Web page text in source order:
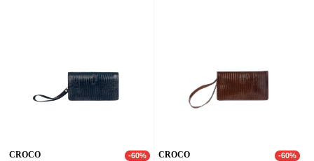
CROCO -60% CROCO -60%